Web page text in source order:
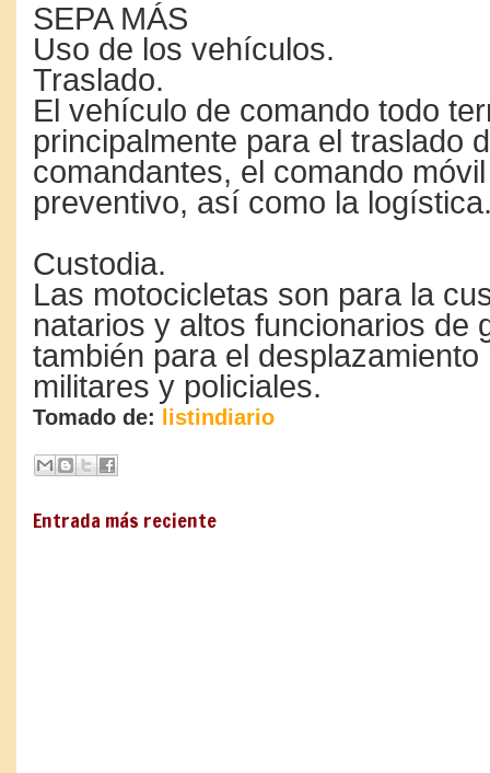
SEPA MÁS
Uso de los vehículos.
Traslado.
El vehículo de comando todo
prin­cipalmente para el tras­lado
comandan­tes, el comando
preventivo, así como la
Custodia.
Las motocicletas son pa­ra la
natarios y altos funcio­narios de
también para el despla­zamiento
militares y policiales.
Tomado de: listindiario
Entrada más reciente